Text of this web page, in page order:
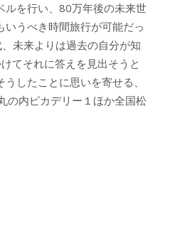
を行い、80万年後の未来世
うべき時間旅行が可能だっ
未来よりは過去の自分が知
てそれに答えを見出そうと
したことに思いを寄せる、
の内ピカデリー１ほか全国松